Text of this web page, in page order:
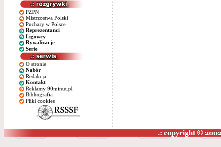
PZPN
Mistrzostwa Polski
Puchary w Polsce
Reprezentanci
Ligowcy
Rywalizacje
Serie
O stronie
Nabór
Redakcja
Kontakt
Reklamy 90minut.pl
Bibliografia
Pliki cookies